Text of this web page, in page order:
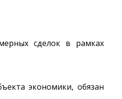
сделок в рамках
экономики, обязан